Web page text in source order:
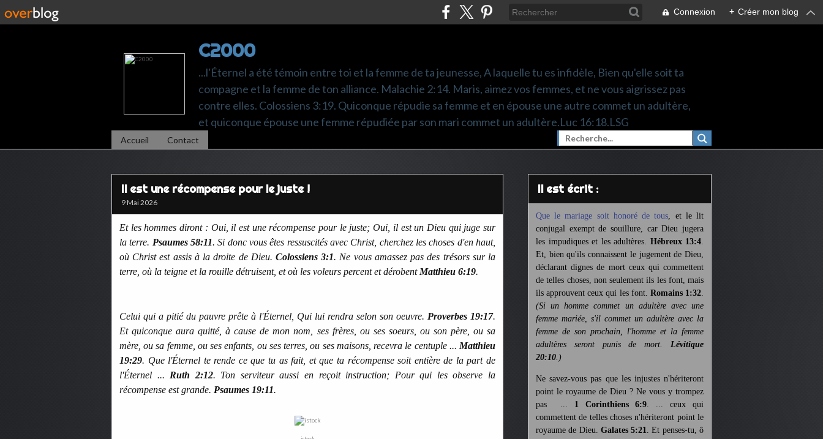
Connexion + Créer mon blog
C2000
...l'Éternel a été témoin entre toi et la femme de ta jeunesse, A laquelle tu es infidèle, Bien qu'elle soit ta
compagne et la femme de ton alliance. Malachie 2:14. Maris, aimez vos femmes, et ne vous aigrissez pas
contre elles. Colossiens 3:19. Quiconque répudie sa femme et en épouse une autre commet un adultère,
et quiconque épouse une femme répudiée par son mari commet un adultère.Luc 16:18.LSG
Accueil Contact
Il est une récompense pour le juste !
9 Mai 2026
Et les hommes diront : Oui, il est une récompense pour le juste; Oui, il est un Dieu qui juge sur
la terre. Psaumes 58:11. Si donc vous êtes ressuscités avec Christ, cherchez les choses d'en haut,
où Christ est assis à la droite de Dieu. Colossiens 3:1. Ne vous amassez pas des trésors sur la
terre, où la teigne et la rouille détruisent, et où les voleurs percent et dérobent Matthieu 6:19.
Celui qui a pitié du pauvre prête à l'Éternel, Qui lui rendra selon son oeuvre. Proverbes 19:17.
Et quiconque aura quitté, à cause de mon nom, ses frères, ou ses soeurs, ou son père, ou sa
mère, ou sa femme, ou ses enfants, ou ses terres, ou ses maisons, recevra le centuple ... Matthieu
19:29. Que l'Éternel te rende ce que tu as fait, et que ta récompense soit entière de la part de
l'Éternel ... Ruth 2:12. Ton serviteur aussi en reçoit instruction; Pour qui les observe la
récompense est grande. Psaumes 19:11.
Il est écrit :
Que le mariage soit honoré de tous, et le lit
conjugal exempt de souillure, car Dieu jugera
les impudiques et les adultères. Hébreux 13:4.
Et, bien qu'ils connaissent le jugement de Dieu,
déclarant dignes de mort ceux qui commettent
de telles choses, non seulement ils les font, mais
ils approuvent ceux qui les font. Romains 1:32.
(Si un homme commet un adultère avec une
femme mariée, s'il commet un adultère avec la
femme de son prochain, l'homme et la femme
adultères seront punis de mort. Lévitique
20:10.)
Ne savez-vous pas que les injustes n'hériteront
point le royaume de Dieu ? Ne vous y trompez
pas ... 1 Corinthiens 6:9. ... ceux qui
commettent de telles choses n'hériteront point le
royaume de Dieu. Galates 5:21. Et penses-tu, ô